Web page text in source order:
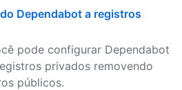
Dependabot a registros
pode configurar Dependabot
privados removendo
públicos.